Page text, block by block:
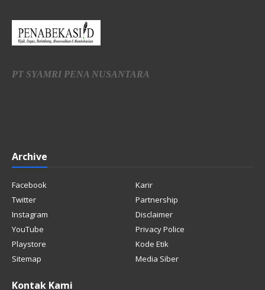
PT SYAMRI PENA NUSANTARA
Archive
Facebook
Karir
Twitter
Partnership
Instagram
Disclaimer
YouTube
Privacy Police
Playstore
Kode Etik
Sitemap
Media Siber
Kontak Kami